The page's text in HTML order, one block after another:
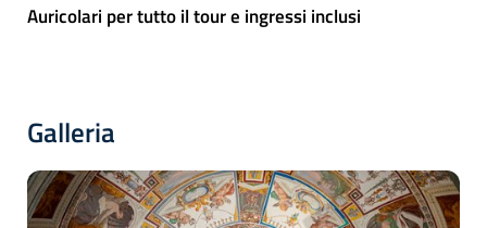
Auricolari per tutto il tour e ingressi inclusi
Galleria